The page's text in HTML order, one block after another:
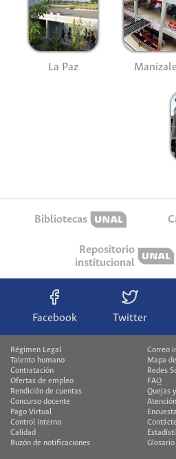
La Paz
Bibliotecas
Repositorio
institucional
Facebook Twitter
Régimen Legal
Talento humano
Contratación
Ofertas de empleo
Rendición de cuentas
Concurso docente
Pago Virtual
Control interno
Calidad
Buzón de notificaciones
Correo
Mapa
Redes
FAQ
Quejas
Encuesta
Glosario